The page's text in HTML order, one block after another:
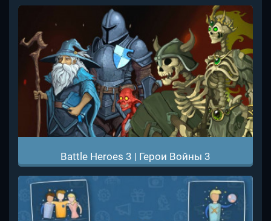
Battle Heroes 3 | Герои Войны 3